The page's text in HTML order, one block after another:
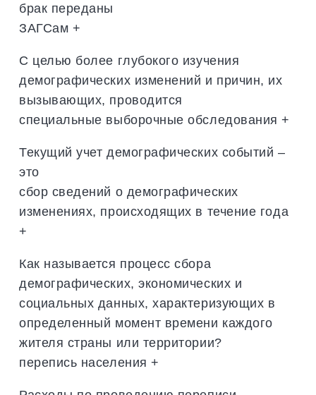
брак переданы
ЗАГСам +
С целью более глубокого изучения
демографических изменений и причин, их
вызывающих, проводится
специальные выборочные обследования +
Текущий учет демографических событий –
это
сбор сведений о демографических
изменениях, происходящих в течение года
+
Как называется процесс сбора
демографических, экономических и
социальных данных, характеризующих в
определенный момент времени каждого
жителя страны или территории?
перепись населения +